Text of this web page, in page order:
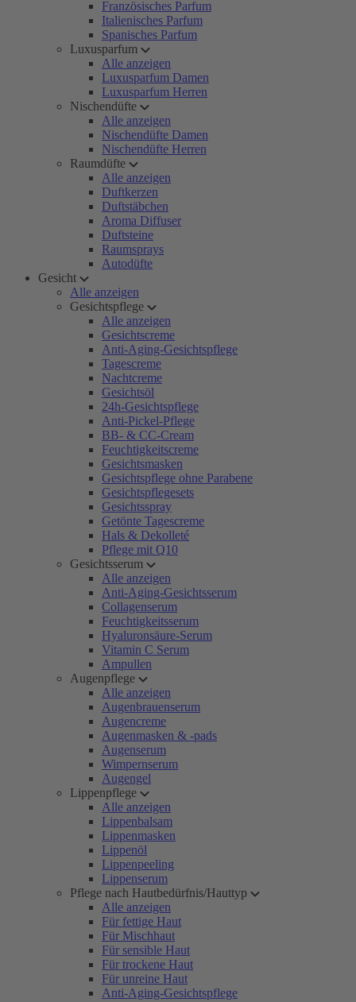
Französisches Parfum
Italienisches Parfum
Spanisches Parfum
Luxusparfum
Alle anzeigen
Luxusparfum Damen
Luxusparfum Herren
Nischendüfte
Alle anzeigen
Nischendüfte Damen
Nischendüfte Herren
Raumdüfte
Alle anzeigen
Duftkerzen
Duftstäbchen
Aroma Diffuser
Duftsteine
Raumsprays
Autodüfte
Gesicht
Alle anzeigen
Gesichtspflege
Alle anzeigen
Gesichtscreme
Anti-Aging-Gesichtspflege
Tagescreme
Nachtcreme
Gesichtsöl
24h-Gesichtspflege
Anti-Pickel-Pflege
BB- & CC-Cream
Feuchtigkeitscreme
Gesichtsmasken
Gesichtspflege ohne Parabene
Gesichtspflegesets
Gesichtsspray
Getönte Tagescreme
Hals & Dekolleté
Pflege mit Q10
Gesichtsserum
Alle anzeigen
Anti-Aging-Gesichtsserum
Collagenserum
Feuchtigkeitsserum
Hyaluronsäure-Serum
Vitamin C Serum
Ampullen
Augenpflege
Alle anzeigen
Augenbrauenserum
Augencreme
Augenmasken & -pads
Augenserum
Wimpernserum
Augengel
Lippenpflege
Alle anzeigen
Lippenbalsam
Lippenmasken
Lippenöl
Lippenpeeling
Lippenserum
Pflege nach Hautbedürfnis/Hauttyp
Alle anzeigen
Für fettige Haut
Für Mischhaut
Für sensible Haut
Für trockene Haut
Für unreine Haut
Anti-Aging-Gesichtspflege